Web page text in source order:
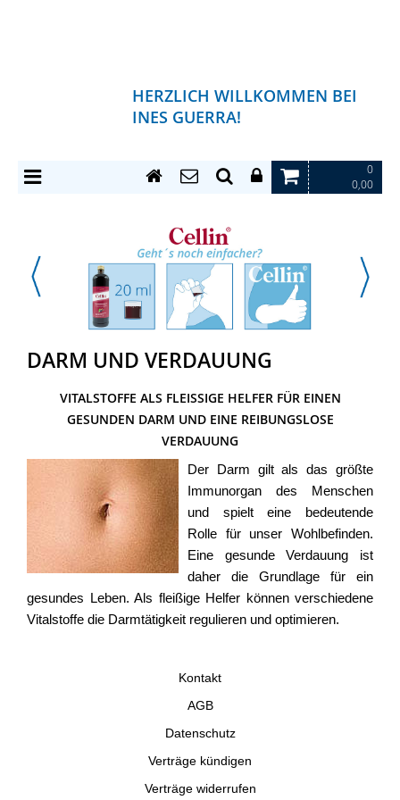
HERZLICH WILLKOMMEN BEI
INES GUERRA!
0
0,00
DARM UND VERDAUUNG
VITALSTOFFE ALS FLEISSIGE HELFER FÜR EINEN G
ESUNDEN DARM UND EINE REIBUNGSLOSE V
ERDAUUNG
Der Darm gilt als das größte
Immunorgan des Menschen
und spielt eine bedeutende
Rolle für unser Wohlbefinden.
Eine gesunde Verdauung ist
daher die Grundlage für ein
gesundes Leben. Als fleißige Helfer können verschiedene
Vitalstoffe die Darmtätigkeit regulieren und optimieren.
Kontakt
AGB
Datenschutz
Verträge kündigen
Verträge widerrufen